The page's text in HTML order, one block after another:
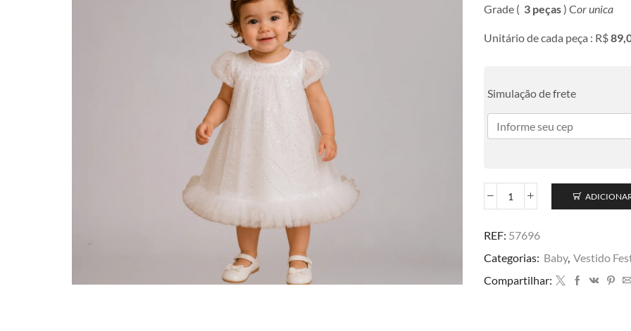
Grade ( 3 peças) Cor unica
Unitário de cada peça : R$
Simulação de frete
REF: 57696
Categorias: Baby, Vestido
Compartilhar: